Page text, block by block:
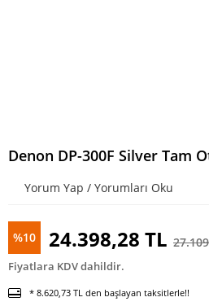
Denon DP-300F Silver Tam
Yorum Yap / Yorumları Oku
%10 24.398,28 TL
Fiyatlara KDV dahildir.
* 8.620,73 TL den başlayan taksitlerle!!